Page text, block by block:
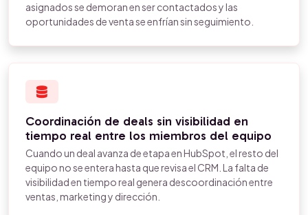
asignados se demoran en ser contactados y las
oportunidades de venta se enfrían sin seguimiento.
Coordinación de deals sin visibilidad en
tiempo real entre los miembros del equipo
Cuando un deal avanza de etapa en HubSpot, el resto del
equipo no se entera hasta que revisa el CRM. La falta de
visibilidad en tiempo real genera descoordinación entre
ventas, marketing y dirección.